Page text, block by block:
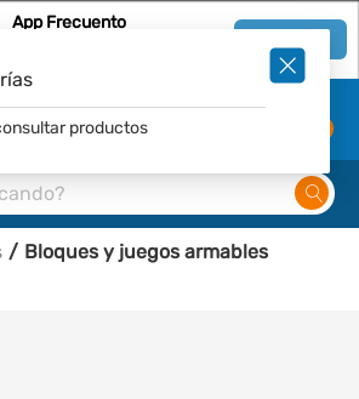
App Frecuento
Bloques y juegos armables
productos